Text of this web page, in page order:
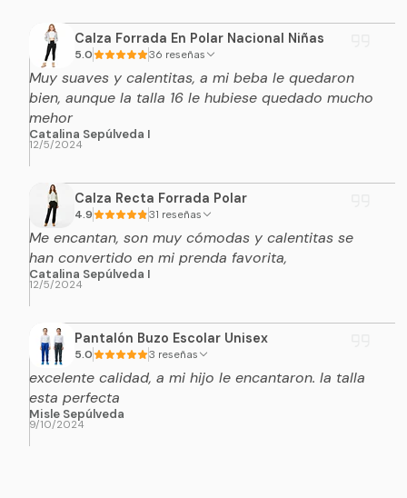
Calza Forrada En Polar Nacional Niñas
5.0 36 reseñas
Muy suaves y calentitas, a mi beba le quedaron
bien, aunque la talla 16 le hubiese quedado mucho
mehor
Catalina Sepúlveda I
12/5/2024
Calza Recta Forrada Polar
4.9 31 reseñas
Me encantan, son muy cómodas y calentitas se
han convertido en mi prenda favorita,
Catalina Sepúlveda I
12/5/2024
Pantalón Buzo Escolar Unisex
5.0 3 reseñas
excelente calidad, a mi hijo le encantaron. la talla
esta perfecta
Misle Sepúlveda
9/10/2024